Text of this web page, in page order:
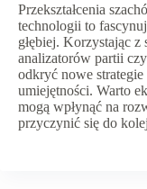
Przekształcenia
technologii to
głębiej. Korzystając
analizatorów partii
odkryć nowe
umiejętności. Warto
mogą wpłynąć na
przyczynić się do